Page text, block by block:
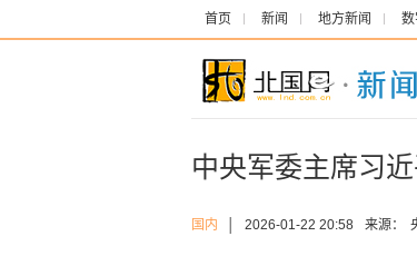
首页 新闻 地方新闻 数
中央军委主席习
国内 2026-01-22 20:58 来源：